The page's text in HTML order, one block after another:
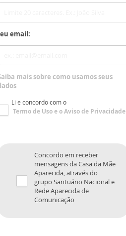
email:
mais sobre como usamos seus
Li e concordo com o
Termo de Usoe oAviso de Privacidade
Concordo em receber
mensagens da Casa da Mãe
Aparecida, através do
grupo Santuário Nacional e
Rede Aparecida de
Comunicação